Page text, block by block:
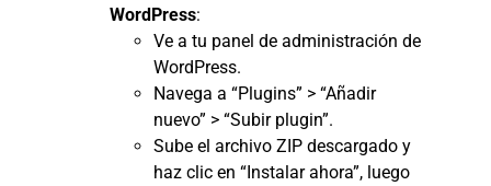
WordPress:
Ve a tu panel de administración de
WordPress.
Navega a “Plugins” > “Añadir
nuevo” > “Subir plugin”.
Sube el archivo ZIP descargado y
haz clic en “Instalar ahora”, luego